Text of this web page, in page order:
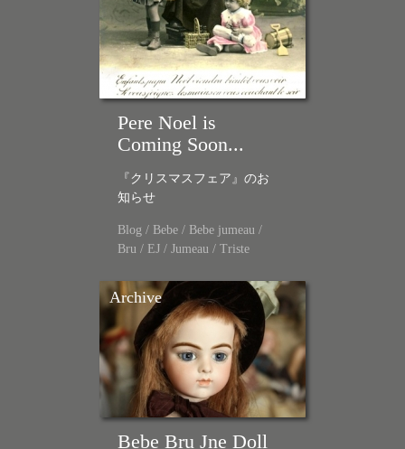
Pere Noel is
Coming Soon...
『クリスマスフェア』のお
知らせ
Blog / Bebe / Bebe jumeau /
Bru / EJ / Jumeau / Triste
Archive
Bebe Bru Jne Doll